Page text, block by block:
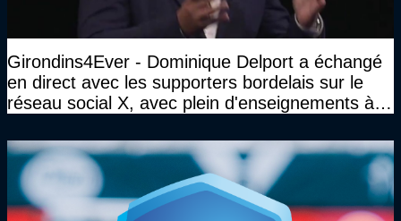
Girondins4Ever - Dominique Delport a échangé
en direct avec les supporters bordelais sur le
réseau social X, avec plein d'enseignements à la